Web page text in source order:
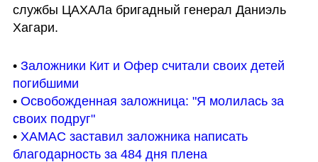
службы ЦАХАЛа бригадный генерал Даниэль
Хагари.
• Заложники Кит и Офер считали своих детей
погибшими
• Освобожденная заложница: "Я молилась за
своих подруг"
• ХАМАС заставил заложника написать
благодарность за 484 дня плена